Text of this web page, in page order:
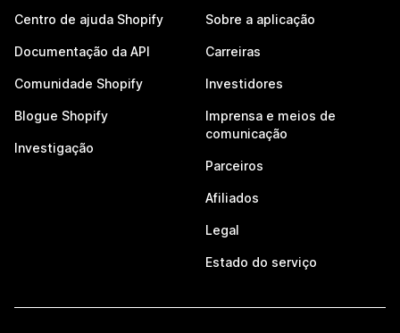
Centro de ajuda Shopify
Documentação da API
Comunidade Shopify
Blogue Shopify
Investigação
Sobre a aplicação
Carreiras
Investidores
Imprensa e meios de
comunicação
Parceiros
Afiliados
Legal
Estado do serviço